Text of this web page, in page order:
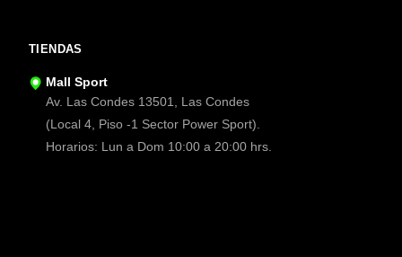
TIENDAS
Mall Sport
Av. Las Condes 13501, Las Condes
(Local 4, Piso -1 Sector Power Sport).
Horarios: Lun a Dom 10:00 a 20:00 hrs.